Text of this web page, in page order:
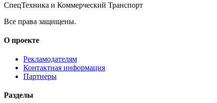
СпецТехника и Коммерческий Транспорт
Все права защищены.
О проекте
Рекламодателям
Контактная информация
Партнеры
Разделы